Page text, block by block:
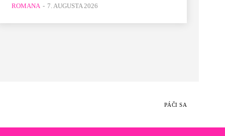
ROMANA - 7. AUGUSTA 2026
PÁČI SA